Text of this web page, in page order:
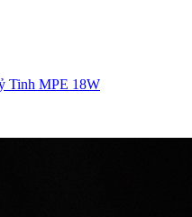
Tinh MPE 18W